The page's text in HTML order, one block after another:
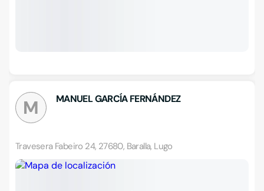
M MANUEL GARCÍA FERNÁNDEZ
Travesera Fabeiro 24, 27680, Baralla, Lugo